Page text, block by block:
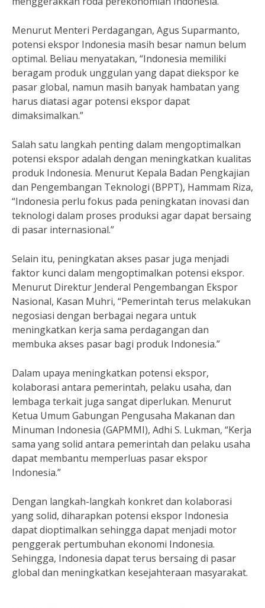
Menurut Menteri Perdagangan, Agus Suparmanto,
potensi ekspor Indonesia masih besar namun belum
optimal. Beliau menyatakan, “Indonesia memiliki
beragam produk unggulan yang dapat diekspor ke
pasar global, namun masih banyak hambatan yang
harus diatasi agar potensi ekspor dapat
dimaksimalkan.”
Salah satu langkah penting dalam mengoptimalkan
potensi ekspor adalah dengan meningkatkan kualitas
produk Indonesia. Menurut Kepala Badan Pengkajian
dan Pengembangan Teknologi (BPPT), Hammam Riza,
“Indonesia perlu fokus pada peningkatan inovasi dan
teknologi dalam proses produksi agar dapat bersaing
di pasar internasional.”
Selain itu, peningkatan akses pasar juga menjadi
faktor kunci dalam mengoptimalkan potensi ekspor.
Menurut Direktur Jenderal Pengembangan Ekspor
Nasional, Kasan Muhri, “Pemerintah terus melakukan
negosiasi dengan berbagai negara untuk
meningkatkan kerja sama perdagangan dan
membuka akses pasar bagi produk Indonesia.”
Dalam upaya meningkatkan potensi ekspor,
kolaborasi antara pemerintah, pelaku usaha, dan
lembaga terkait juga sangat diperlukan. Menurut
Ketua Umum Gabungan Pengusaha Makanan dan
Minuman Indonesia (GAPMMI), Adhi S. Lukman, “Kerja
sama yang solid antara pemerintah dan pelaku usaha
dapat membantu memperluas pasar ekspor
Indonesia.”
Dengan langkah-langkah konkret dan kolaborasi
yang solid, diharapkan potensi ekspor Indonesia
dapat dioptimalkan sehingga dapat menjadi motor
penggerak pertumbuhan ekonomi Indonesia.
Sehingga, Indonesia dapat terus bersaing di pasar
global dan meningkatkan kesejahteraan masyarakat.